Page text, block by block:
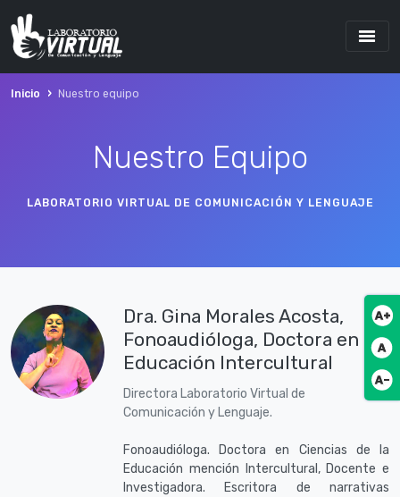
Inicio Nuestro equipo
Nuestro Equipo
LABORATORIO VIRTUAL DE COMUNICACIÓN Y LENGUAJE
Dra. Gina Morales Acosta,
Fonoaudióloga, Doctora en
Educación Intercultural
Directora Laboratorio Virtual de
Comunicación y Lenguaje.
Fonoaudióloga. Doctora en Ciencias de la
Educación mención Intercultural, Docente e
Investigadora. Escritora de narrativas